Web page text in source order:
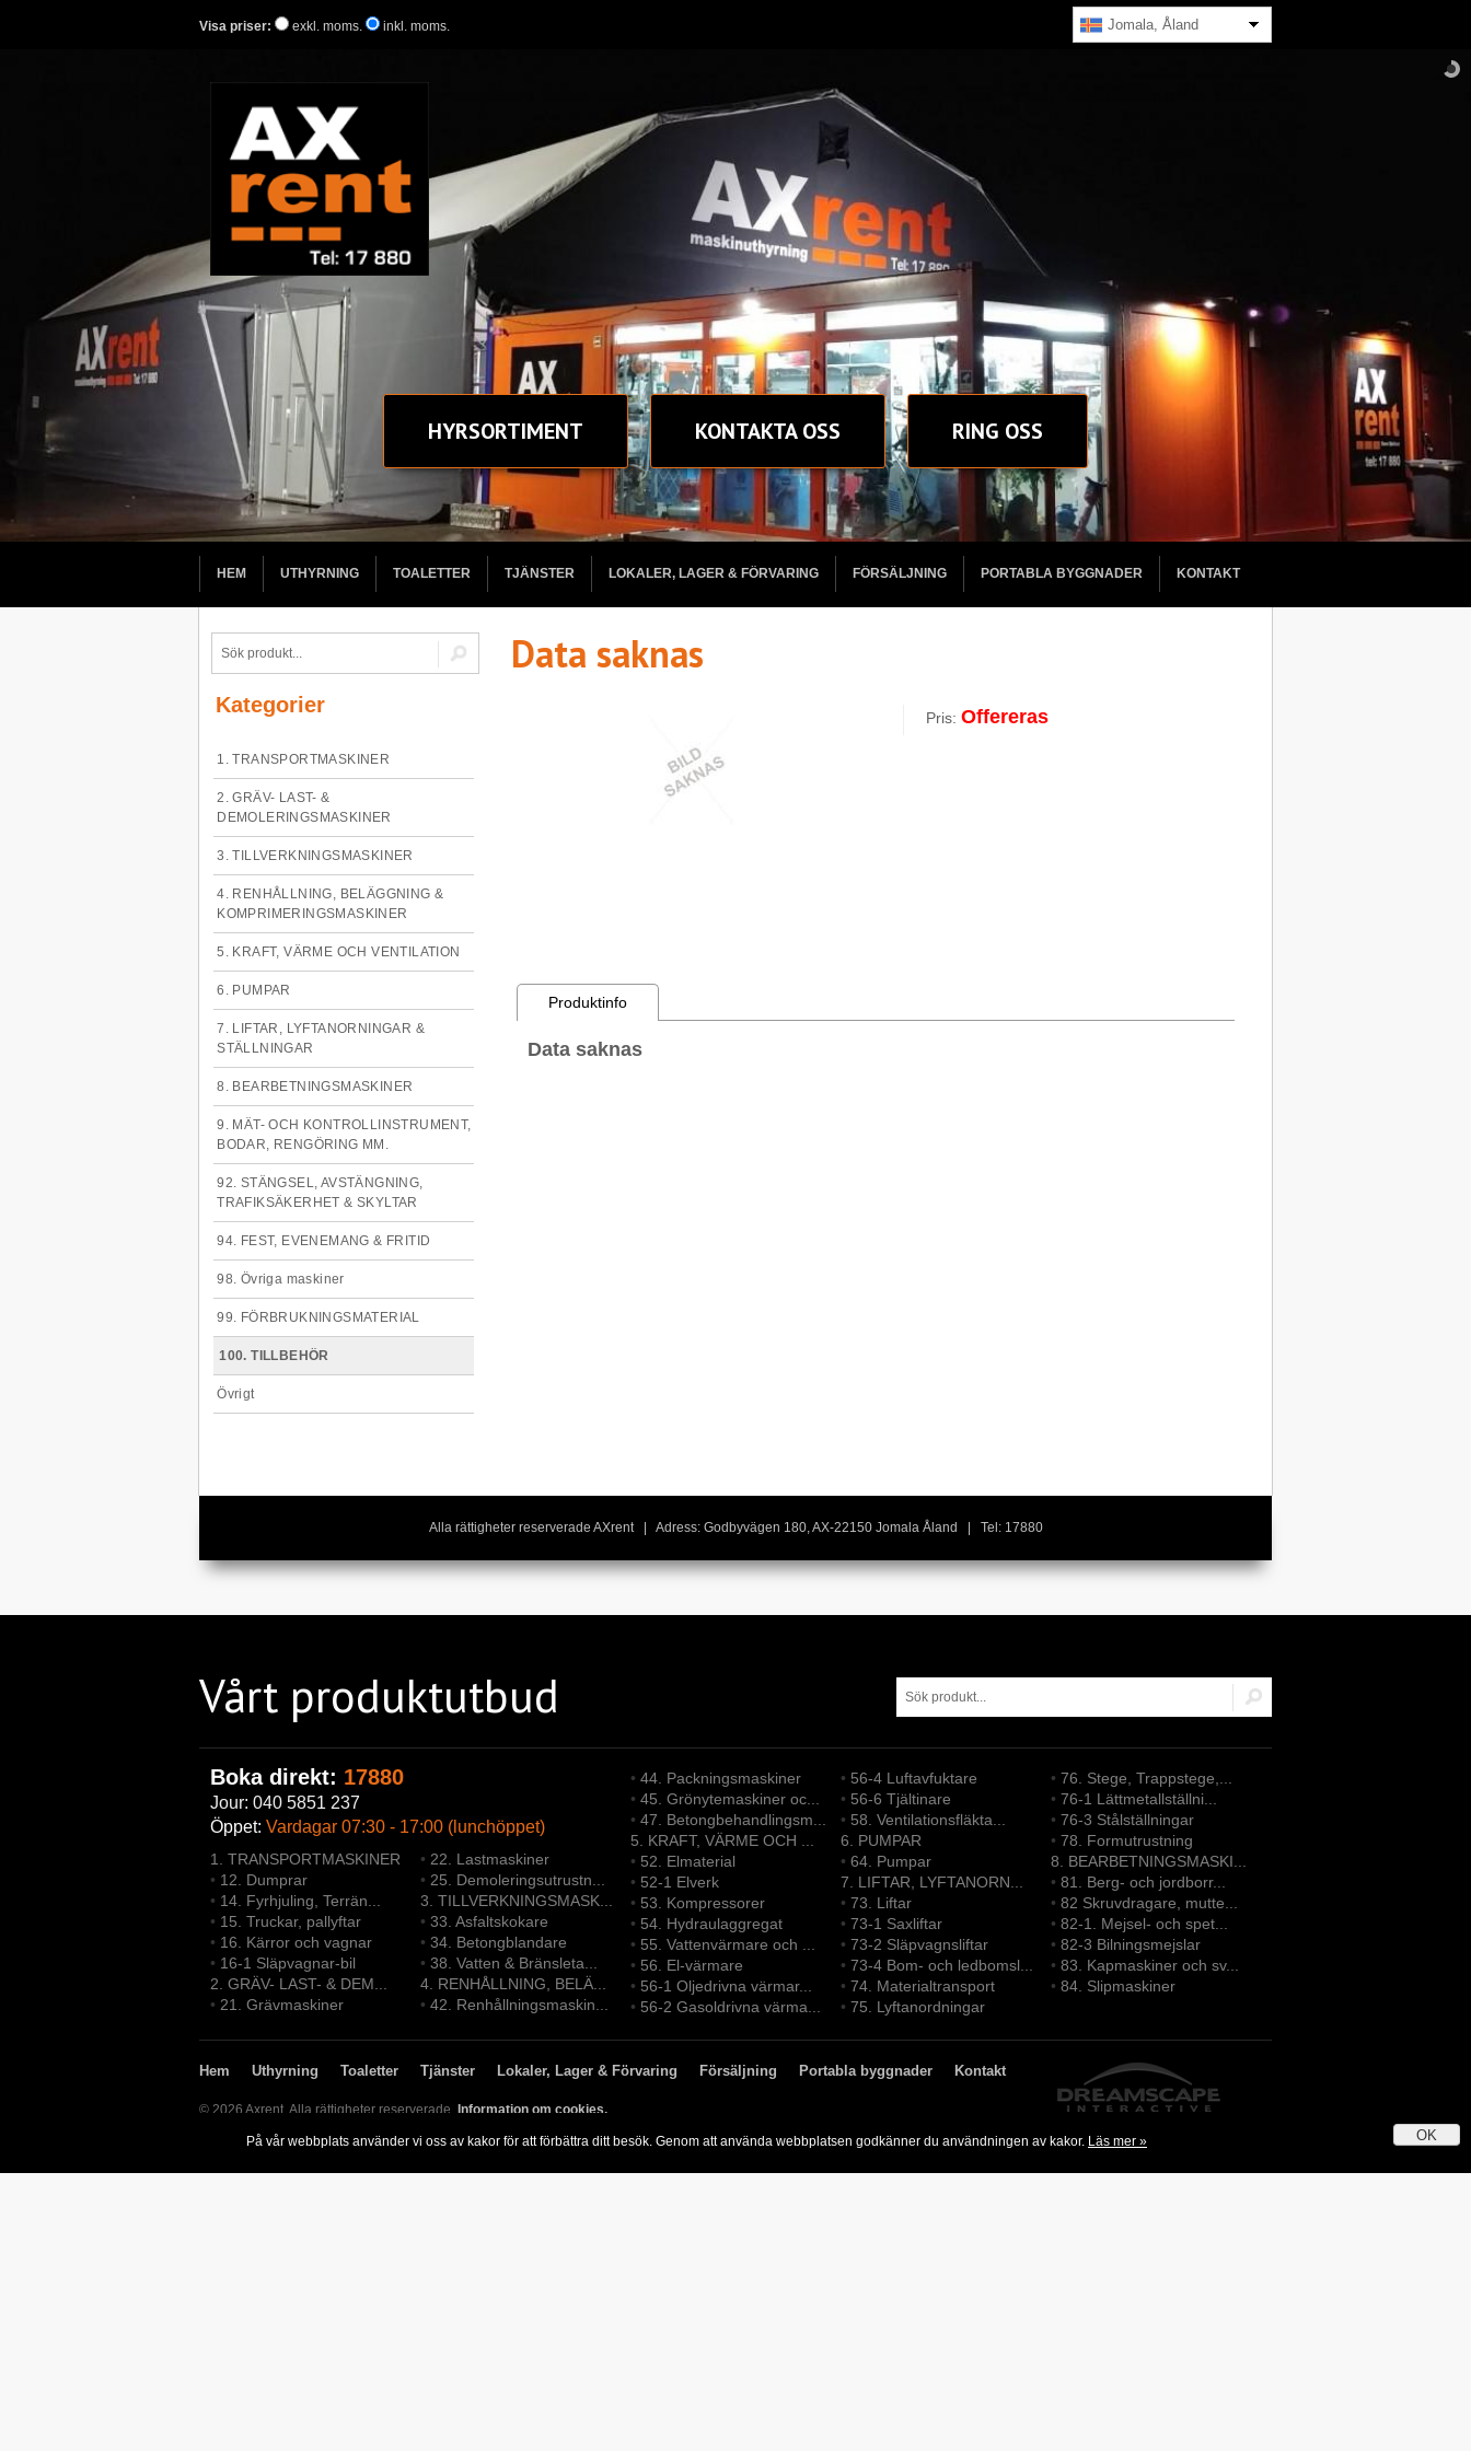
Jomala, Åland
Visa priser: exkl. moms. inkl. moms.
HYRSORTIMENT KONTAKTA OSS RING OSS
HEM UTHYRNING TOALETTER TJÄNSTER LOKALER, LAGER & FÖRVARING FÖRSÄLJNING PORTABLA BYGGNADER KONTAKT
Kategorier
1. TRANSPORTMASKINER
2. GRÄV- LAST- &
DEMOLERINGSMASKINER
3. TILLVERKNINGSMASKINER
4. RENHÅLLNING, BELÄGGNING &
KOMPRIMERINGSMASKINER
5. KRAFT, VÄRME OCH VENTILATION
6. PUMPAR
7. LIFTAR, LYFTANORNINGAR &
STÄLLNINGAR
8. BEARBETNINGSMASKINER
9. MÄT- OCH KONTROLLINSTRUMENT,
BODAR, RENGÖRING MM.
92. STÄNGSEL, AVSTÄNGNING,
TRAFIKSÄKERHET & SKYLTAR
94. FEST, EVENEMANG & FRITID
98. Övriga maskiner
99. FÖRBRUKNINGSMATERIAL
100. TILLBEHÖR
Övrigt
Data saknas
Pris: Offereras
Produktinfo
Data saknas
Alla rättigheter reserverade AXrent | Adress: Godbyvägen 180, AX-22150 Jomala Åland | Tel: 17880
Vårt produktutbud
Boka direkt: 17880
Jour: 040 5851 237
Öppet: Vardagar 07:30 - 17:00 (lunchöppet)
1. TRANSPORTMASKINER
• 12. Dumprar
• 14. Fyrhjuling, Terrän...
• 15. Truckar, pallyftar
• 16. Kärror och vagnar
• 16-1 Släpvagnar-bil
2. GRÄV- LAST- & DEM...
• 21. Grävmaskiner
• 22. Lastmaskiner
• 25. Demoleringsutrustn...
3. TILLVERKNINGSMASK...
• 33. Asfaltskokare
• 34. Betongblandare
• 38. Vatten & Bränsleta...
4. RENHÅLLNING, BELÄ...
• 42. Renhållningsmaskin...
• 44. Packningsmaskiner
• 45. Grönytemaskiner oc...
• 47. Betongbehandlingsm...
5. KRAFT, VÄRME OCH ...
• 52. Elmaterial
• 52-1 Elverk
• 53. Kompressorer
• 54. Hydraulaggregat
• 55. Vattenvärmare och ...
• 56. El-värmare
• 56-1 Oljedrivna värmar...
• 56-2 Gasoldrivna värma...
• 56-4 Luftavfuktare
• 56-6 Tjältinare
• 58. Ventilationsfläkta...
6. PUMPAR
• 64. Pumpar
7. LIFTAR, LYFTANORN...
• 73. Liftar
• 73-1 Saxliftar
• 73-2 Släpvagnsliftar
• 73-4 Bom- och ledbomsl...
• 74. Materialtransport
• 75. Lyftanordningar
• 76. Stege, Trappstege,...
• 76-1 Lättmetallställni...
• 76-3 Stålställningar
• 78. Formutrustning
8. BEARBETNINGSMASKI...
• 81. Berg- och jordborr...
• 82 Skruvdragare, mutte...
• 82-1. Mejsel- och spet...
• 82-3 Bilningsmejslar
• 83. Kapmaskiner och sv...
• 84. Slipmaskiner
Hem Uthyrning Toaletter Tjänster Lokaler, Lager & Förvaring Försäljning Portabla byggnader Kontakt
© 2026 Axrent. Alla rättigheter reserverade. Information om cookies.
OK
På vår webbplats använder vi oss av kakor för att förbättra ditt besök. Genom att använda webbplatsen godkänner du användningen av kakor. Läs mer »